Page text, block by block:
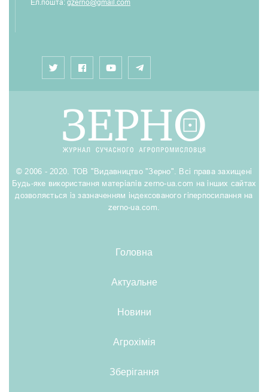
Ел.пошта: gzerno@gmail.com
© 2006 - 2020. ТОВ "Видавництво "Зерно". Всі права захищені
Будь-яке використання матеріалів zerno-ua.com на інших сайтах
дозволяється із зазначенням індексованого гіперпосилання на
zerno-ua.com.
Головна
Актуальне
Новини
Агрохімія
Зберігання